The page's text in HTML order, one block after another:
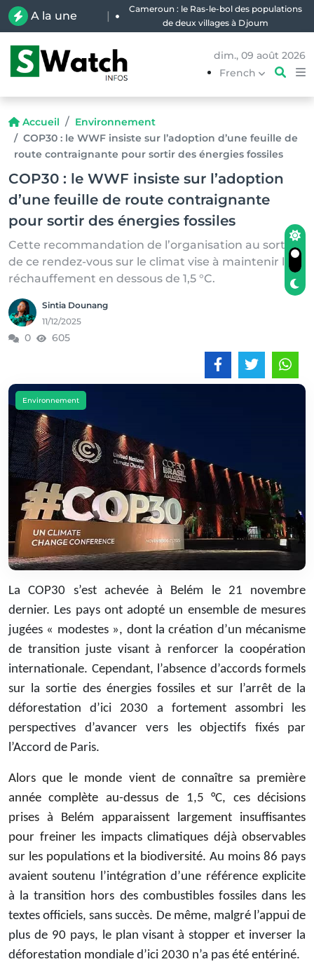
A la une |
Cameroun : le Ras-le-bol des populations
de deux villages à Djoum
dim., 09 août 2026
French
Accueil
Environnement
COP30 : le WWF insiste sur l’adoption d’une feuille de
route contraignante pour sortir des énergies fossiles
COP30 : le WWF insiste sur l’adoption
d’une feuille de route contraignante
pour sortir des énergies fossiles
Cette recommandation de l’organisation au sortir
de ce rendez-vous sur le climat vise à maintenir le
réchauffement en dessous de 1,5 °C.
Sintia Dounang
11/12/2025
0 605
Environnement
La COP30 s’est achevée à Belém le 21 novembre
dernier. Les pays ont adopté un ensemble de mesures
jugées « modestes », dont la création d’un mécanisme
de transition juste visant à renforcer la coopération
internationale. Cependant, l’absence d’accords formels
sur la sortie des énergies fossiles et sur l’arrêt de la
déforestation d’ici 2030 a fortement assombri les
perspectives d’avancer vers les objectifs fixés par
l’Accord de Paris.
Alors que le monde vient de connaître sa première
année complète au-dessus de 1,5 °C, ces décisions
prises à Belém apparaissent largement insuffisantes
pour freiner les impacts climatiques déjà observables
sur les populations et la biodiversité. Au moins 86 pays
avaient soutenu l’intégration d’une référence explicite
à la transition hors des combustibles fossiles dans les
textes officiels, sans succès. De même, malgré l’appui de
plus de 90 pays, le plan visant à stopper et inverser la
déforestation mondiale d’ici 2030 n’a pas été entériné.